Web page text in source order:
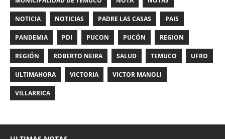
NOTICIA NOTICIAS PADRE LAS CASAS PAIS
PANDEMIA PDI PUCON PUCÓN REGION
REGIÓN ROBERTO NEIRA SALUD TEMUCO UFRO
ULTIMAHORA VICTORIA VICTOR MANOLI
VILLARRICA